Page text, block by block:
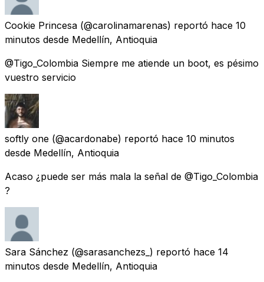
Cookie Princesa (@carolinamarenas) reportó hace 10
minutos desde Medellín, Antioquia
@Tigo_Colombia Siempre me atiende un boot, es pésimo
vuestro servicio
softly one (@acardonabe) reportó hace 10 minutos
desde Medellín, Antioquia
Acaso ¿puede ser más mala la señal de @Tigo_Colombia
?
Sara Sánchez (@sarasanchezs_) reportó hace 14
minutos desde Medellín, Antioquia